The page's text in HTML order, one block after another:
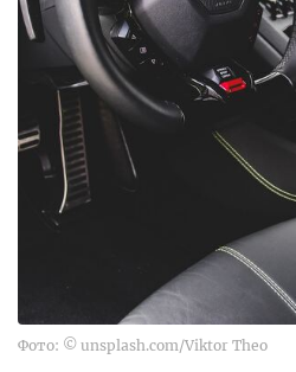
Фото: © unsplash.com/Viktor Theo